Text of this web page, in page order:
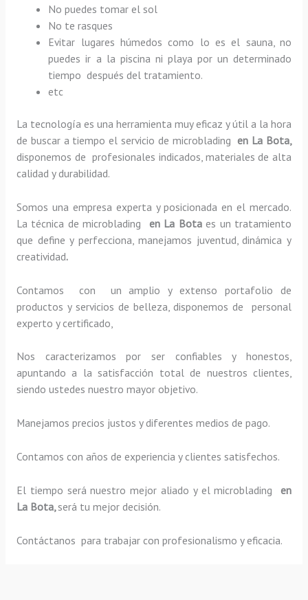
No puedes tomar el sol
No te rasques
Evitar lugares húmedos como lo es el sauna, no
puedes ir a la piscina ni playa por un determinado
tiempo después del tratamiento.
etc
La tecnología es una herramienta muy eficaz y útil a la hora
de buscar a tiempo el servicio de microblading en La Bota,
disponemos de profesionales indicados, materiales de alta
calidad y durabilidad.
Somos una empresa experta y posicionada en el mercado.
La técnica de microblading en La Bota es un tratamiento
que define y perfecciona, manejamos juventud, dinámica y
creatividad.
Contamos con un amplio y extenso portafolio de
productos y servicios de belleza, disponemos de personal
experto y certificado,
Nos caracterizamos por ser confiables y honestos,
apuntando a la satisfacción total de nuestros clientes,
siendo ustedes nuestro mayor objetivo.
Manejamos precios justos y diferentes medios de pago.
Contamos con años de experiencia y clientes satisfechos.
El tiempo será nuestro mejor aliado y elmicroblading en
La Bota, será tu mejor decisión.
Contáctanos para trabajar con profesionalismo y eficacia.